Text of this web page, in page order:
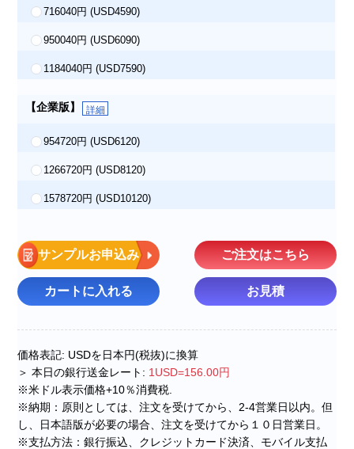
716040円(USD4590)
950040円(USD6090)
1184040円(USD7590)
【企業版】 詳細
954720円(USD6120)
1266720円(USD8120)
1578720円(USD10120)
サンプルお申込み ご注文はこちら
カートに入れる お見積
価格表記: USDを日本円(税抜)に換算
＞ 本日の銀行送金レート: 1USD=156.00円
※米ドル表示価格+10％消費税.
※納期：原則としては、注文を受けてから、2-4営業日以内。但
し、日本語版が必要の場合、注文を受けてから１０日営業日。
※支払方法：銀行振込、クレジットカード決済、モバイル支払